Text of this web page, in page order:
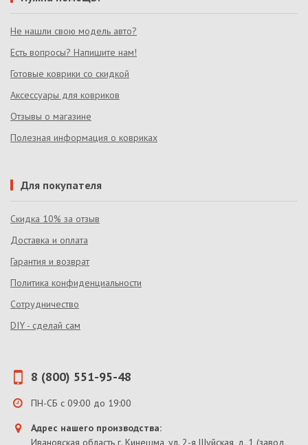
Не нашли свою модель авто?
Есть вопросы? Напишите нам!
Готовые коврики со скидкой
Аксессуары для ковриков
Отзывы о магазине
Полезная информация о ковриках
Для покупателя
Скидка 10% за отзыв
Доставка и оплата
Гарантия и возврат
Политика конфиденциальности
Сотрудничество
DIY - сделай сам
8 (800) 551-95-48
ПН-СБ с 09:00 до 19:00
Адрес нашего производства:
Ивановская область г. Кинешма, ул. 2-я Шуйская, д. 1 (завод